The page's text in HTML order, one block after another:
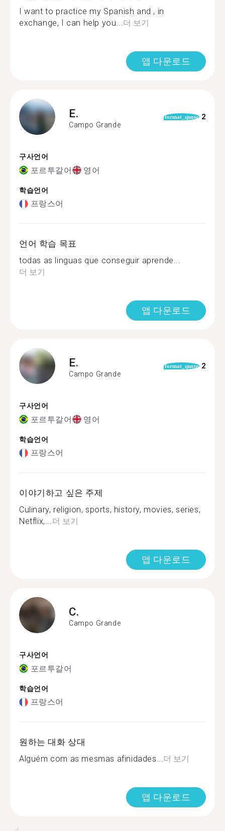
I want to practice my Spanish and , in
exchange, I can help you...더 보기
앱 다운로드
E.
Campo Grande
format_quote 2
구사언어
포르투갈어 영어
학습언어
프랑스어
언어 학습 목표
todas as linguas que conseguir aprende...
더 보기
앱 다운로드
E.
Campo Grande
format_quote 2
구사언어
포르투갈어 영어
학습언어
프랑스어
이야기하고 싶은 주제
Culinary, religion, sports, history, movies, series,
Netflix,...더 보기
앱 다운로드
C.
Campo Grande
구사언어
포르투갈어
학습언어
프랑스어
원하는 대화 상대
Alguém com as mesmas afinidades...더 보기
앱 다운로드